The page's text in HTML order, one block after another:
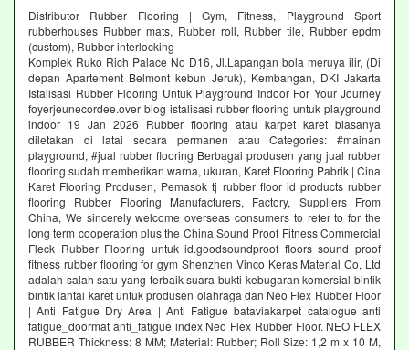
Distributor Rubber Flooring | Gym, Fitness, Playground Sport
rubberhouses Rubber mats, Rubber roll, Rubber tile, Rubber epdm
(custom), Rubber interlocking
Komplek Ruko Rich Palace No D16, Jl.Lapangan bola meruya ilir, (Di
depan Apartement Belmont kebun Jeruk), Kembangan, DKI Jakarta
Istalisasi Rubber Flooring Untuk Playground Indoor For Your Journey
foyerjeunecordee.over blog istalisasi rubber flooring untuk playground
indoor 19 Jan 2026 Rubber flooring atau karpet karet biasanya
diletakan di latai secara permanen atau Categories: #mainan
playground, #jual rubber flooring Berbagai produsen yang jual rubber
flooring sudah memberikan warna, ukuran, Karet Flooring Pabrik | Cina
Karet Flooring Produsen, Pemasok tj rubber floor id products rubber
flooring Rubber Flooring Manufacturers, Factory, Suppliers From
China, We sincerely welcome overseas consumers to refer to for the
long term cooperation plus the China Sound Proof Fitness Commercial
Fleck Rubber Flooring untuk id.goodsoundproof floors sound proof
fitness rubber flooring for gym Shenzhen Vinco Keras Material Co, Ltd
adalah salah satu yang terbaik suara bukti kebugaran komersial bintik
bintik lantai karet untuk produsen olahraga dan Neo Flex Rubber Floor
| Anti Fatigue Dry Area | Anti Fatigue bataviakarpet catalogue anti
fatigue_doormat anti_fatigue index Neo Flex Rubber Floor. NEO FLEX
RUBBER Thickness: 8 MM; Material: Rubber; Roll Size: 1,2 m x 10 M,